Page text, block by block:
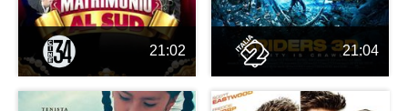
21:02 21:04